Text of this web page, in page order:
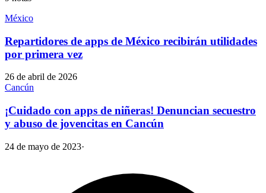
México
Repartidores de apps de México recibirán utilidades
por primera vez
26 de abril de 2026
Cancún
¡Cuidado con apps de niñeras! Denuncian secuestro
y abuso de jovencitas en Cancún
24 de mayo de 2023·